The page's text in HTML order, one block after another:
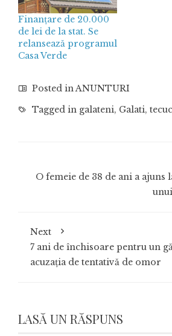
Finanțare de 20.000
de lei de la stat. Se
relansează programul
Casa Verde
Posted inANUNTURI
Tagged in galateni, Galati,
O femeie de 38 de ani a ajuns
Next
7 ani de închisoare pentru un
acuzația de tentativă de omor
LASĂ UN RĂSPUNS